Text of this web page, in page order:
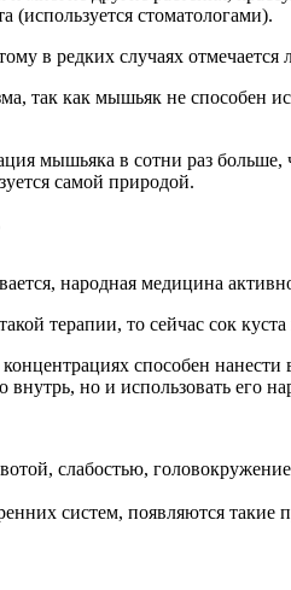
(используется стоматологами).
в редких случаях
так как мышьяк не способен
мышьяка в сотни раз
самой природой.
народная медицина
терапии, то сейчас сок
способен нанести
но и использовать его
слабостью,
систем, появляются такие